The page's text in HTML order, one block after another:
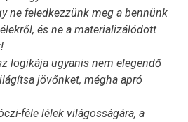
ne feledkezzünk meg a bennünk
és ne a materializálódott
logikája ugyanis nem elegendő
jövőnket, mégha apró
féle lélek világosságára, a